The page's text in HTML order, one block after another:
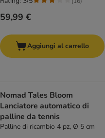
59,99 €
Aggiungi al carrello
Nomad Tales Bloom
Lanciatore automatico di
palline da tennis
Palline di ricambio 4 pz, Ø 5 cm